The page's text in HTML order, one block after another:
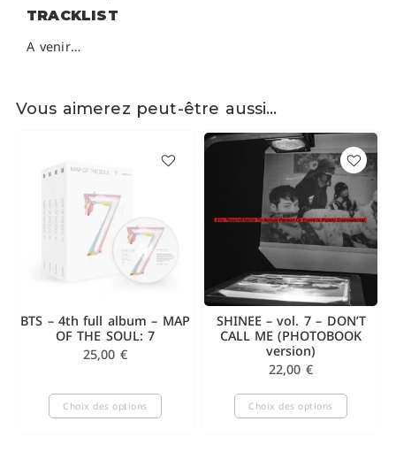
TRACKLIST
A venir…
Vous aimerez peut-être aussi…
BTS – 4th full album – MAP
OF THE SOUL: 7
25,00 €
Choix des options
SHINEE – vol. 7 – DON’T
CALL ME (PHOTOBOOK
version)
22,00 €
Choix des options